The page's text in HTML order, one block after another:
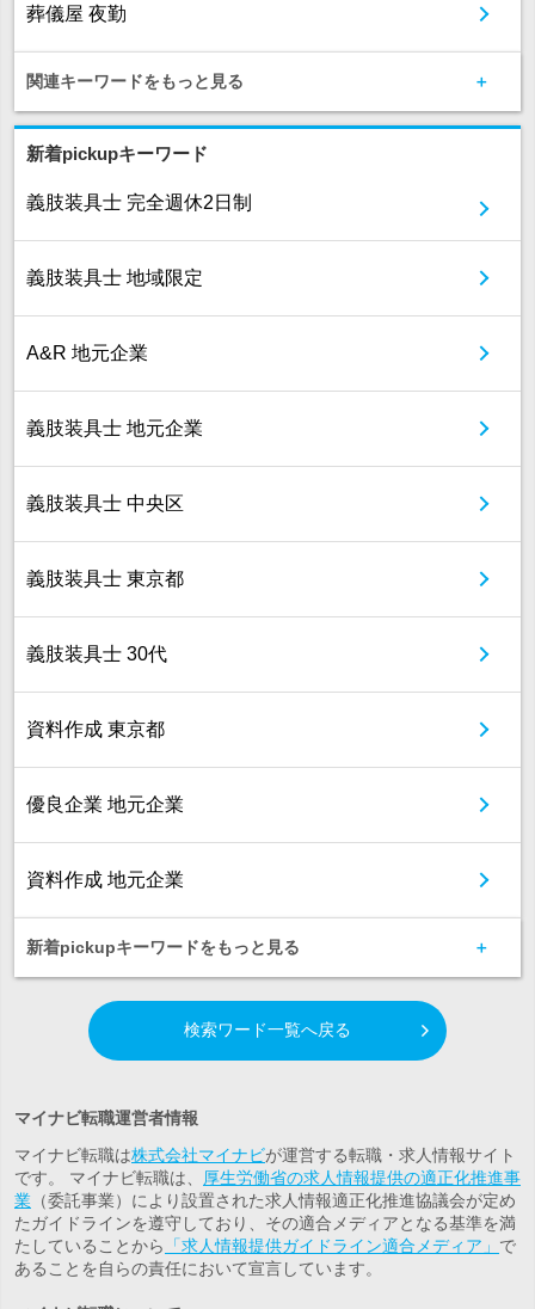
葬儀屋 夜勤
関連キーワードをもっと見る
新着pickupキーワード
義肢装具士 完全週休2日制
義肢装具士 地域限定
A&R 地元企業
義肢装具士 地元企業
義肢装具士 中央区
義肢装具士 東京都
義肢装具士 30代
資料作成 東京都
優良企業 地元企業
資料作成 地元企業
新着pickupキーワードをもっと見る
検索ワード一覧へ戻る
マイナビ転職運営者情報
マイナビ転職は株式会社マイナビが運営する転職・求人情報サイト
です。 マイナビ転職は、
厚生労働省の求人情報提供の適正化推進事
業 （委託事業）により設置された求人情報適正化推進協議会が定め
たガイドラインを遵守しており、その適合メディアとなる基準を満
たしていることから
「求人情報提供ガイドライン適合メディア」 で
あることを自らの責任において宣言しています。